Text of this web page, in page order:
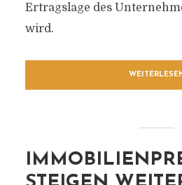
Ertragslage des
wird.